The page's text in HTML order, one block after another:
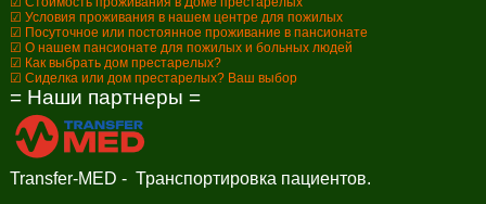
☑ Условия проживания в нашем центре для пожилых
☑ Посуточное или постоянное проживание в пансионате
☑ О нашем пансионате для пожилых и больных людей
☑ Как выбрать дом престарелых?
☑ Сиделка или дом престарелых? Ваш выбор
= Наши партнеры =
Transfer-MED - Транспортировка пациентов.